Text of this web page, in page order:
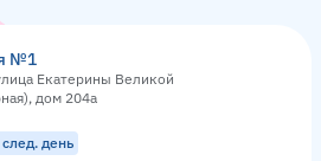
№1
Екатерины Великой
дом 204а
день